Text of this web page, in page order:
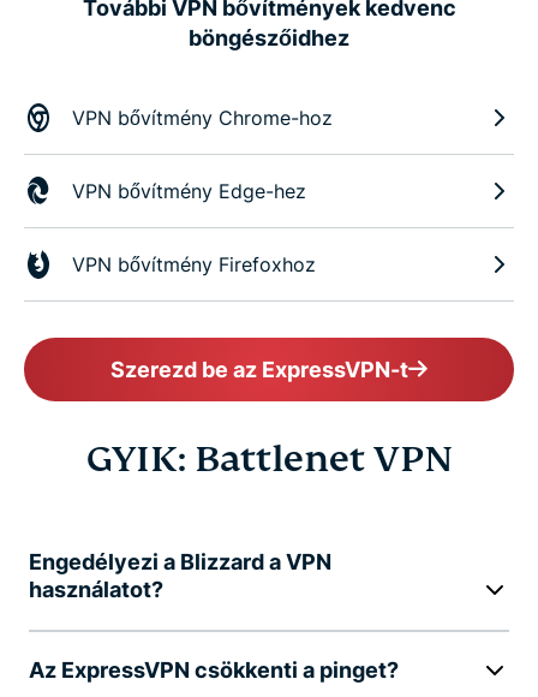
További VPN bővítmények kedvenc
böngészőidhez
VPN bővítmény Chrome-hoz
VPN bővítmény Edge-hez
VPN bővítmény Firefoxhoz
Szerezd be az ExpressVPN-t
GYIK: Battlenet VPN
Engedélyezi a Blizzard a VPN
használatot?
Az ExpressVPN csökkenti a pinget?